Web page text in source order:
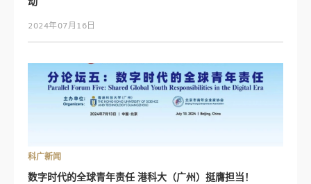
2024年07月16日
科广新闻
数字时代的全球青年责任 港科大（广州）挺膺担当！